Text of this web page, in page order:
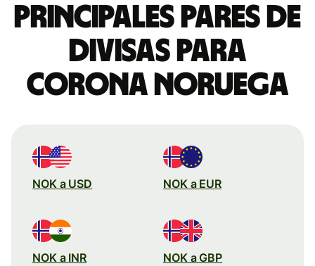
Principales pares de
divisas para
corona noruega
NOK a USD NOK a EUR
NOK a INR NOK a GBP